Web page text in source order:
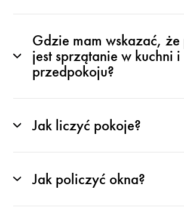
Gdzie mam wskazać, że
jest sprzątanie w kuchni i
przedpokoju?
Jak liczyć pokoje?
Jak policzyć okna?